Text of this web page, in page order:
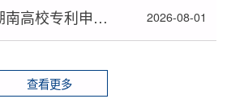
2026年08月01日湖南高校专利申请授权统计大数据报告(按地市) 2026-08-01
查看更多